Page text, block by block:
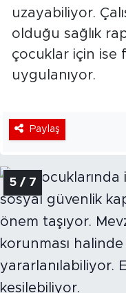
uzayabiliyor.
olduğu sağlık
çocuklar için ise
uygulanıyor.
Paylaş
5 / 7